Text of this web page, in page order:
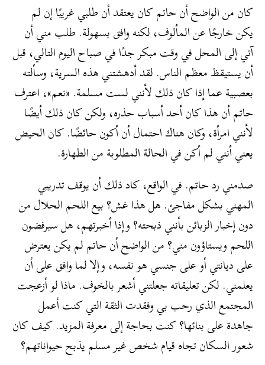
كان من الواضح أن حاتم كان يعتقد أن طلبي غريبًا إن لم
يكن خارجًا عن المألوف، لكنه وافق بسهولة. طلب مني أن
آتي إلى المحل في وقت مبكر جدًا في صباح اليوم التالي، قبل
أن يستيقظ معظم الناس. لقد أدهشتني هذه السرية، وسألته
بعصبية عما إذا كان ذلك لأنني لست مسلمة. «نعم»، اعترف
حاتم أن هذا كان أحد أسباب حذره، ولكن كان ذلك أيضًا
لأنني امرأة، وكان هناك احتمال أن أكون حائضًا. كان الحيض
يعني أنني لم أكن في الحالة المطلوبة من الطهارة.
صدمني رد حاتم. في الواقع، كاد ذلك أن يوقف تدريبي
المهني بشكل مفاجئ. هل هذا غش؟ بيع اللحم الحلال من
دون إخبار الزبائن بأنني ذبحته؟ وإذا أخبرتهم، هل سيرفضون
اللحم ويستاؤون مني؟ من الواضح أن حاتم لم يكن يعترض
على ديانتي أو على جنسي هو نفسه، وإلا لما وافق على أن
يعلمني. لكن تعليقاته جعلتني أشعر بالخوف. ماذا لو أزعجت
المجتمع الذي رحب بي وفقدت الثقة التي كنت أعمل
جاهدة على بنائها؟ كنت بحاجة إلى معرفة المزيد. كيف كان
شعور السكان تجاه قيام شخص غير مسلم يذبح حيواناتهم؟